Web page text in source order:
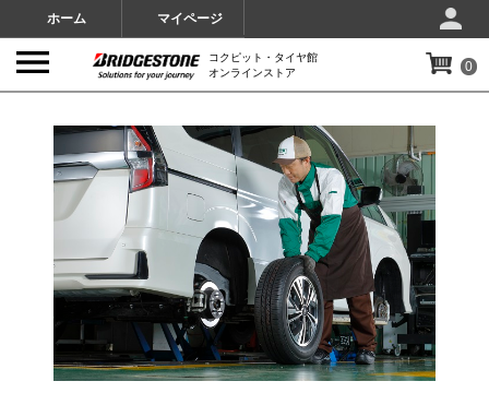
ホーム マイページ
コクピット・タイヤ館
オンラインストア
0